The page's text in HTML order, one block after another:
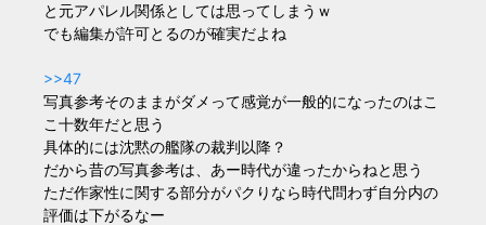
と元アパレル関係としては思ってしまうｗ
でも編集が許可とるのが確実だよね
>>47
写真参考そのままがダメって感覚が一般的になったのはこ
こ十数年だと思う
具体的には沈黙の艦隊の裁判以降？
だから昔の写真参考は、あー時代が違ったからねと思う
ただ作家性に関する部分がパクりなら時代問わず自分内の
評価は下がるなー